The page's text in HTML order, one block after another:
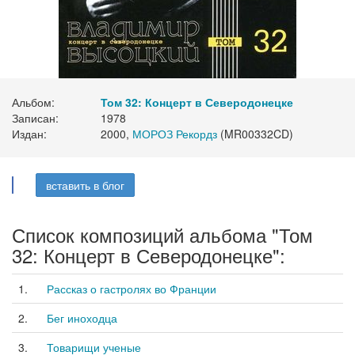
Альбом:
Том 32: Концерт в Северодонецке
Записан:
1978
Издан:
2000, МОРОЗ Рекордз (MR00332CD)
вставить в блог
Список композиций альбома "Том
32: Концерт в Северодонецке":
1.
Рассказ о гастролях во Франции
2.
Бег иноходца
3.
Товарищи ученые